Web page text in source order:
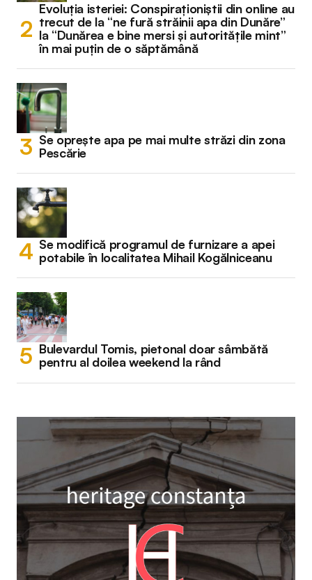
Evoluția isteriei: Conspiraționiștii din online au
trecut de la “ne fură străinii apa din Dunăre”
la “Dunărea e bine mersi și autoritățile mint”
în mai puțin de o săptămână
Se oprește apa pe mai multe străzi din zona
Pescărie
Se modifică programul de furnizare a apei
potabile în localitatea Mihail Kogălniceanu
Bulevardul Tomis, pietonal doar sâmbătă
pentru al doilea weekend la rând